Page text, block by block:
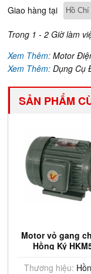
Giao hàng tại
Trong 1 - 2 Giờ làm
Xem Thêm:Motor
Xem Thêm:Dụng Cụ
SẢN PHẨM
Motor vỏ gang
Hồng Ký
Thương hiệu: